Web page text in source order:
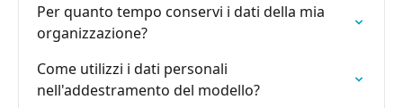
Per quanto tempo conservi i dati della mia
organizzazione?
Come utilizzi i dati personali
nell'addestramento del modello?